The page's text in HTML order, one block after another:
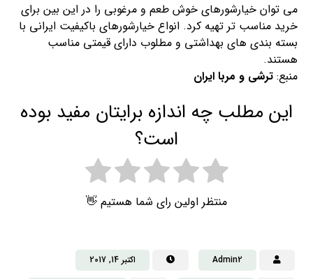
می توان خیارشورهای خوش طعم و مرغوبی را در این بین برای
خرید مناسب تر تهیه کرد. انواع خیارشورهای باکیفیت ایرانی با
بسته بندی های بهداشتی و مطلوب دارای قیمتی مناسب
هستند.
منبع:ترشی و مربا ایران
این مطلب چه اندازه برایتان مفید بوده
است؟
منتظر اولین رای شما هستیم 👋
Admin2 اکتبر 14, 2017